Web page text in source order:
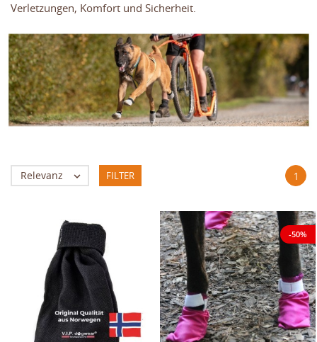
Verletzungen, Komfort und Sicherheit.
Relevanz  FILTER 1
-50%